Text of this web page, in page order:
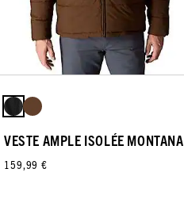
VESTE AMPLE ISOLÉE MONTANA
159,99 €